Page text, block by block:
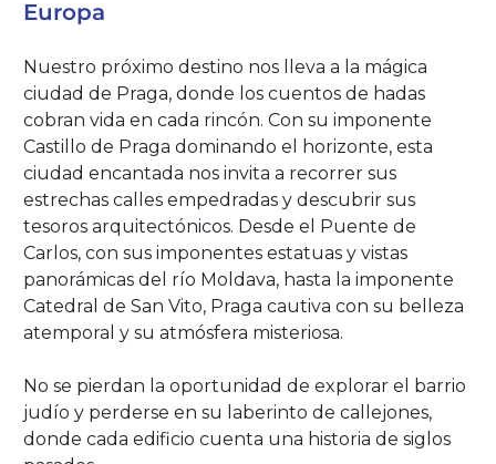
Europa
Nuestro próximo destino nos lleva a la mágica
ciudad de Praga, donde los cuentos de hadas
cobran vida en cada rincón. Con su imponente
Castillo de Praga dominando el horizonte, esta
ciudad encantada nos invita a recorrer sus
estrechas calles empedradas y descubrir sus
tesoros arquitectónicos. Desde el Puente de
Carlos, con sus imponentes estatuas y vistas
panorámicas del río Moldava, hasta la imponente
Catedral de San Vito, Praga cautiva con su belleza
atemporal y su atmósfera misteriosa.
No se pierdan la oportunidad de explorar el barrio
judío y perderse en su laberinto de callejones,
donde cada edificio cuenta una historia de siglos